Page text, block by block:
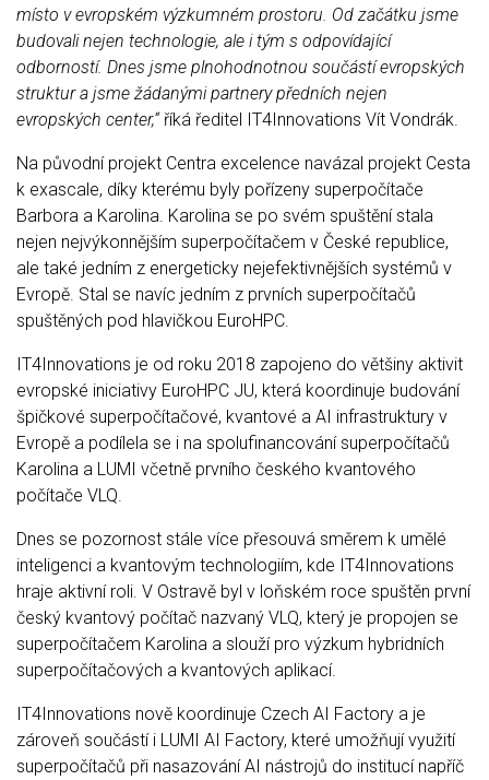
místo v evropském výzkumném prostoru. Od začátku jsme
budovali nejen technologie, ale i tým s odpovídající
odborností. Dnes jsme plnohodnotnou součástí evropských
struktur a jsme žádanými partnery předních nejen
evropských center,“ říká ředitel IT4Innovations Vít Vondrák.
Na původní projekt Centra excelence navázal projekt Cesta
k exascale, díky kterému byly pořízeny superpočítače
Barbora a Karolina. Karolina se po svém spuštění stala
nejen nejvýkonnějším superpočítačem v České republice,
ale také jedním z energeticky nejefektivnějších systémů v
Evropě. Stal se navíc jedním z prvních superpočítačů
spuštěných pod hlavičkou EuroHPC.
IT4Innovations je od roku 2018 zapojeno do většiny aktivit
evropské iniciativy EuroHPC JU, která koordinuje budování
špičkové superpočítačové, kvantové a AI infrastruktury v
Evropě a podílela se i na spolufinancování superpočítačů
Karolina a LUMI včetně prvního českého kvantového
počítače VLQ.
Dnes se pozornost stále více přesouvá směrem k umělé
inteligenci a kvantovým technologiím, kde IT4Innovations
hraje aktivní roli. V Ostravě byl v loňském roce spuštěn první
český kvantový počítač nazvaný VLQ, který je propojen se
superpočítačem Karolina a slouží pro výzkum hybridních
superpočítačových a kvantových aplikací.
IT4Innovations nově koordinuje Czech AI Factory a je
zároveň součástí i LUMI AI Factory, které umožňují využití
superpočítačů při nasazování AI nástrojů do institucí napříč